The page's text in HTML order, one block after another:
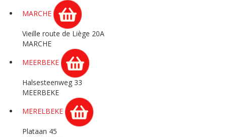
MARCHE
Vieille route de Liège 20A
MARCHE
MEERBEKE
Halsesteenweg 33
MEERBEKE
MERELBEKE
Plataan 45